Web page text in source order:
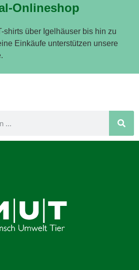
Onlineshop
shirts über Igelhäuser bis hin zu
Einkäufe unterstützen unsere